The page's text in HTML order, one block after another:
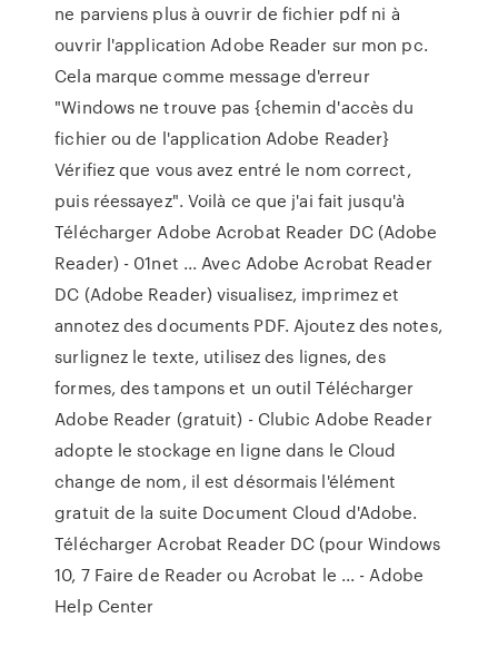
ne parviens plus à ouvrir de fichier pdf ni à
ouvrir l'application Adobe Reader sur mon pc.
Cela marque comme message d'erreur
"Windows ne trouve pas {chemin d'accès du
fichier ou de l'application Adobe Reader}
Vérifiez que vous avez entré le nom correct,
puis réessayez". Voilà ce que j'ai fait jusqu'à
Télécharger Adobe Acrobat Reader DC (Adobe
Reader) - 01net ... Avec Adobe Acrobat Reader
DC (Adobe Reader) visualisez, imprimez et
annotez des documents PDF. Ajoutez des notes,
surlignez le texte, utilisez des lignes, des
formes, des tampons et un outil Télécharger
Adobe Reader (gratuit) - Clubic Adobe Reader
adopte le stockage en ligne dans le Cloud
change de nom, il est désormais l'élément
gratuit de la suite Document Cloud d'Adobe.
Télécharger Acrobat Reader DC (pour Windows
10, 7 Faire de Reader ou Acrobat le ... - Adobe
Help Center